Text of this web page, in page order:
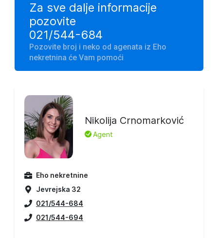
Za sve dalje informacije
pozovite
021/544-684
Pozovite broj i neko od agenata iz Eho
nekretnina će Vam pomoći
Nikolija Crnomarković
L Agent
Eho nekretnine
Jevrejska 32
021/544-684
021/544-694